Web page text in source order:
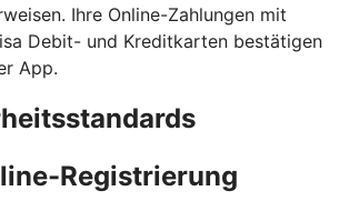
Ihre Online-Zahlungen mit
Debit- und Kreditkarten bestätigen
App.
Registrierung